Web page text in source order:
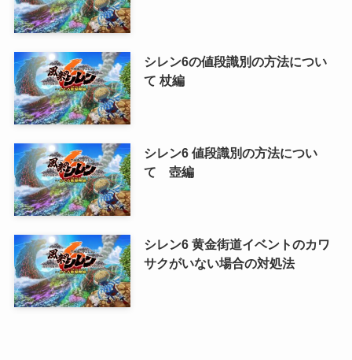
シレン6の値段識別の方法につい
て 杖編
シレン6 値段識別の方法につい
て 壺編
シレン6 黄金街道イベントのカワ
サクがいない場合の対処法